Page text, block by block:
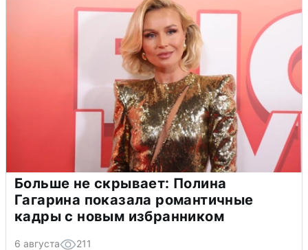
Больше не скрывает: Полина
Гагарина показала романтичные
кадры с новым избранником
6 августа 211